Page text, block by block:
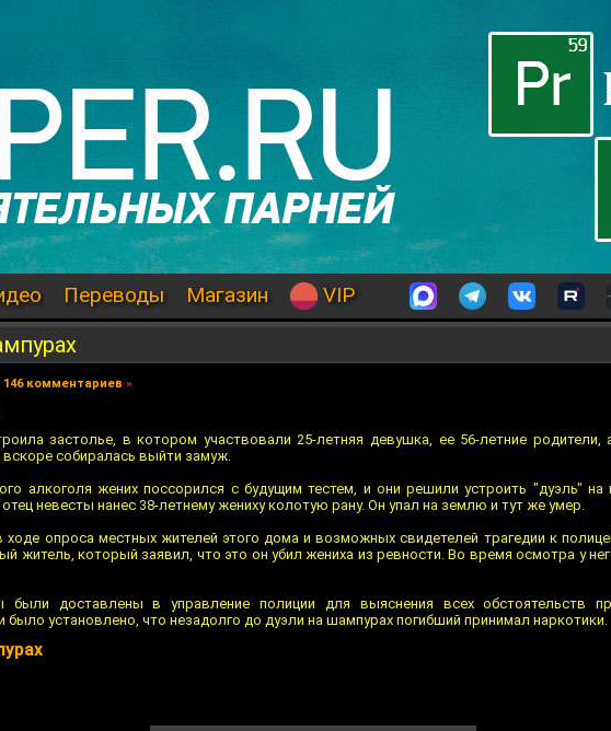
Переводы Магазин VIP
146 комментариев »
застолье, в котором участвовали 25-летняя девушка, ее 56-летние
вскоре собиралась выйти замуж.
алкоголя жених поссорился с будущим тестем, и они решили устроить "дуэль"
невесты нанес 38-летнему жениху колотую рану. Он упал на землю и тут же умер.
ходе опроса местных жителей этого дома и возможных свидетелей трагедии к
житель, который заявил, что это он убил жениха из ревности. Во время осмотра у
были доставлены в управление полиции для выяснения всех обстоятельств
было установлено, что незадолго до дуэли на шампурах погибший принимал наркотики.